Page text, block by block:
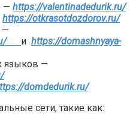
— https://valentinadedurik.ru/
https://otkrasotdozdorov.ru/
—
и https://domashnyaya-
языков —
domdedurik.ru/
сети, такие как: